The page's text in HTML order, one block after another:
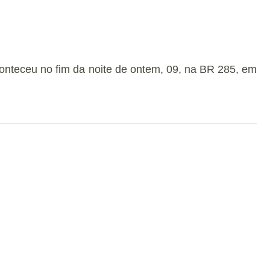
no fim da noite de ontem, 09, na BR 285, em